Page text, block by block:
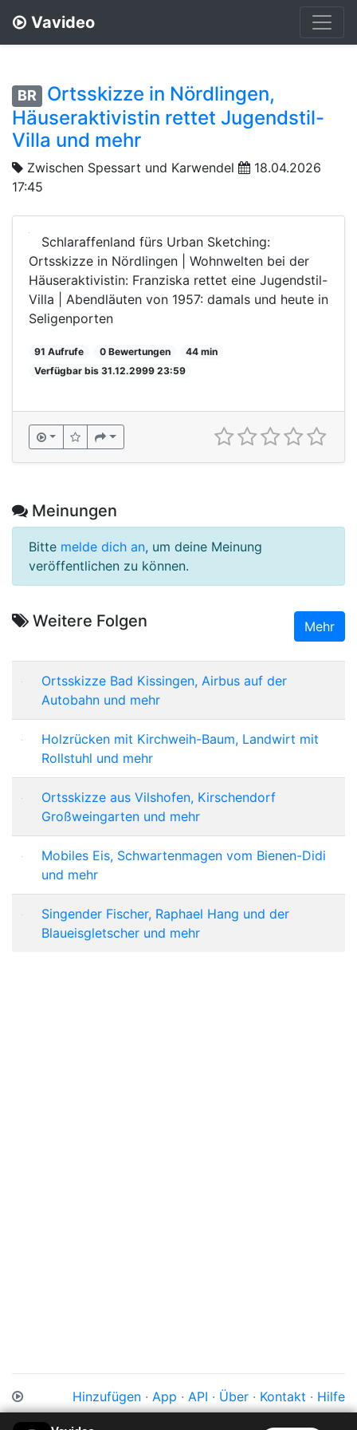
Vavideo
BR
Ortsskizze in Nördlingen,
Häuseraktivistin rettet Jugendstil-
Villa und mehr
Zwischen Spessart und Karwendel
18.04.2026
17:45
Schlaraffenland fürs Urban Sketching:
Ortsskizze in Nördlingen | Wohnwelten bei der
Häuseraktivistin: Franziska rettet eine Jugendstil-
Villa | Abendläuten von 1957: damals und heute in
Seligenporten
91 Aufrufe 0 Bewertungen
44 min
Verfügbar bis 31.12.2999 23:59
Meinungen
Bitte melde dich an, um deine Meinung
veröffentlichen zu können.
Weitere Folgen Mehr
Ortsskizze Bad Kissingen, Airbus auf der
Autobahn und mehr
Holzrücken mit Kirchweih-Baum, Landwirt mit
Rollstuhl und mehr
Ortsskizze aus Vilshofen, Kirschendorf
Großweingarten und mehr
Mobiles Eis, Schwartenmagen vom Bienen-Didi
und mehr
Singender Fischer, Raphael Hang und der
Blaueisgletscher und mehr
Hinzufügen · App · API · Über · Kontakt · Hilfe
Impressum